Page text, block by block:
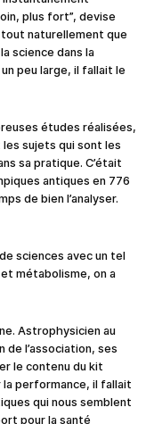
plus fort”, devise
naturellement que
science dans la
peu large, il fallait le
études réalisées,
sujets qui sont les
sa pratique. C’était
antiques en 776
de bien l’analyser.
sciences avec un tel
métabolisme, on a
Astrophysicien au
de l’association, ses
le contenu du kit
performance, il fallait
qui nous semblent
pour la santé